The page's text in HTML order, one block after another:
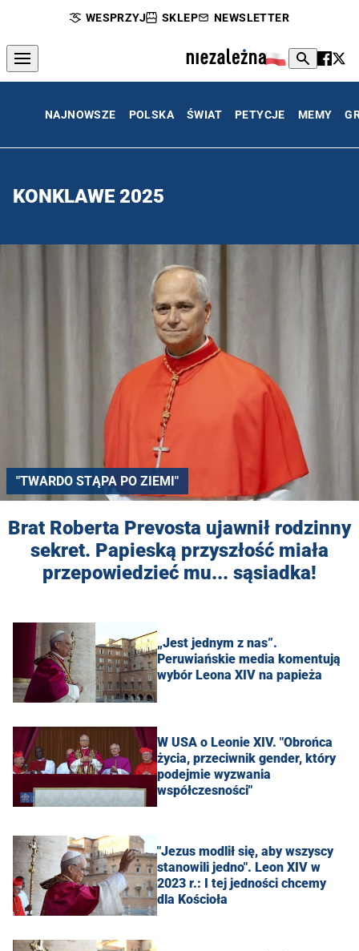
WESPRZYJ SKLEP NEWSLETTER
NAJNOWSZE POLSKA ŚWIAT PETYCJE MEMY
KONKLAWE 2025
"TWARDO STĄPA PO ZIEMI"
Brat Roberta Prevosta ujawnił rodzinny
sekret. Papieską przyszłość miała
przepowiedzieć mu... sąsiadka!
„Jest jednym z nas”.
Peruwiańskie media komentują
wybór Leona XIV na papieża
W USA o Leonie XIV. "Obrońca
życia, przeciwnik gender, który
podejmie wyzwania
współczesności"
"Jezus modlił się, aby wszyscy
stanowili jedno". Leon XIV w
2023 r.: I tej jedności chcemy
dla Kościoła